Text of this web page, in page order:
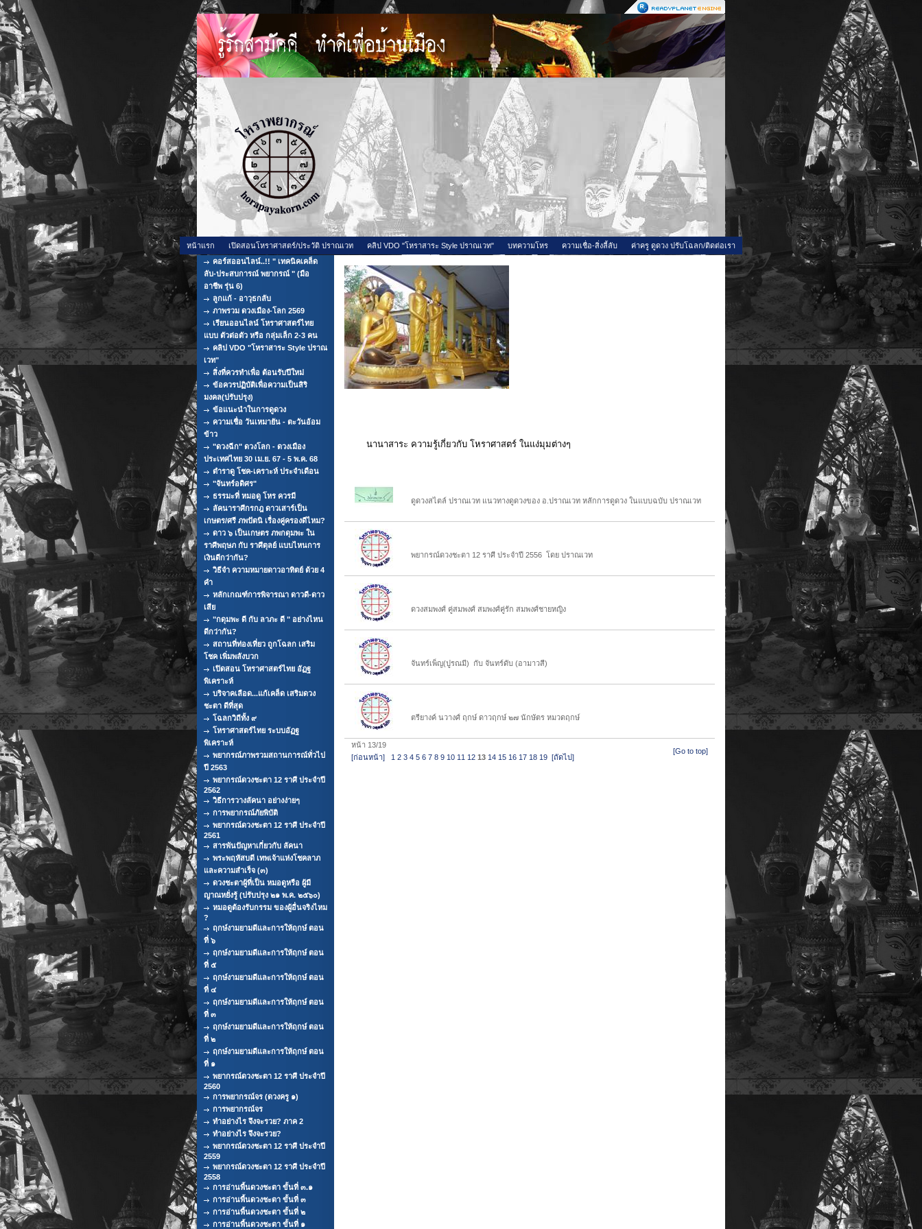
หน้าแรก เปิดสอนโหราศาสตร์/ประวัติ ปราณเวท คลิป VDO "โหราสาระ Style ปราณเวท" บทความโหร ความเชื่อ-สิ่งลี้ลับ
ค่าครู ดูดวง ปรับโฉลก/ติดต่อเรา
คอร์สออนไลน์..!! " เทคนิคเคล็ด
ลับ-ประสบการณ์ พยากรณ์ " (มือ
อาชีพ รุ่น 6)
ลูกแก้ - อาวุธกลับ
ภาพรวม ดวงเมือง-โลก 2569
เรียนออนไลน์ โหราศาสตร์ไทย
แบบ ตัวต่อตัว หรือ กลุ่มเล็ก 2-3 คน
คลิป VDO "โหราสาระ Style ปราณ
เวท"
สิ่งที่ควรทำเพื่อ ต้อนรับปีใหม่
ข้อควรปฏิบัติเพื่อความเป็นสิริ
มงคล(ปรับปรุง)
ข้อแนะนำในการดูดวง
ความเชื่อ วันเหมายัน - ตะวันอ้อม
ข้าว
"ดวงฉีก" ดวงโลก - ดวงเมือง
ประเทศไทย 30 เม.ย. 67 - 5 พ.ค. 68
ตำราดู โชค-เคราะห์ ประจำเดือน
"จันทร์อดิศร"
ธรรมะที่ หมอดู โหร ควรมี
ลัคนาราศีกรกฎ ดาวเสาร์เป็น
เกษตร/ศรี ภพปัตนิ เรื่องคู่ครองดีไหม?
ดาว ๖ เป็นเกษตร ภพกดุมพะ ใน
ราศีพฤษภ กับ ราศีตุลย์ แบบไหนการ
เงินดีกว่ากัน?
วิธีจำ ความหมายดาวอาทิตย์ ด้วย 4
คำ
หลักเกณฑ์การพิจารณา ดาวดี-ดาว
เสีย
"กดุมพะ ดี กับ ลาภะ ดี " อย่างไหน
ดีกว่ากัน?
สถานที่ท่องเที่ยว ถูกโฉลก เสริม
โชค เพิ่มพลังบวก
เปิดสอน โหราศาสตร์ไทย อัฏฐ
พิเคราะห์
บริจาคเลือด...แก้เคล็ด เสริมดวง
ชะตา ดีที่สุด
โฉลกวิถีทั้ง ๙
โหราศาสตร์ไทย ระบบอัฏฐ
พิเคราะห์
พยากรณ์ภาพรวมสถานการณ์ทั่วไป
ปี 2563
พยากรณ์ดวงชะตา 12 ราศี ประจำปี
2562
วิธีการวางลัคนา อย่างง่ายๆ
การพยากรณ์ภัยพิบัติ
พยากรณ์ดวงชะตา 12 ราศี ประจำปี
2561
สารพันปัญหาเกี่ยวกับ ลัคนา
พระพฤหัสบดี เทพเจ้าแห่งโชคลาภ
และความสำเร็จ (๓)
ดวงชะตาผู้ที่เป็น หมอดูหรือ ผู้มี
ญาณหยั่งรู้ (ปรับปรุง ๒๑ พ.ค. ๒๕๖๐)
หมอดูต้องรับกรรม ของผู้อื่นจริงไหม
?
ฤกษ์งามยามดีและการให้ฤกษ์ ตอน
ที่ ๖
ฤกษ์งามยามดีและการให้ฤกษ์ ตอน
ที่ ๕
ฤกษ์งามยามดีและการให้ฤกษ์ ตอน
ที่ ๔
ฤกษ์งามยามดีและการให้ฤกษ์ ตอน
ที่ ๓
ฤกษ์งามยามดีและการให้ฤกษ์ ตอน
ที่ ๒
ฤกษ์งามยามดีและการให้ฤกษ์ ตอน
ที่ ๑
พยากรณ์ดวงชะตา 12 ราศี ประจำปี
2560
การพยากรณ์จร (ดวงครู ๑)
การพยากรณ์จร
ทำอย่างไร จึงจะรวย? ภาค 2
ทำอย่างไร จึงจะรวย?
พยากรณ์ดวงชะตา 12 ราศี ประจำปี
2559
พยากรณ์ดวงชะตา 12 ราศี ประจำปี
2558
การอ่านพื้นดวงชะตา ขั้นที่ ๓.๑
การอ่านพื้นดวงชะตา ขั้นที่ ๓
การอ่านพื้นดวงชะตา ขั้นที่ ๒
การอ่านพื้นดวงชะตา ขั้นที่ ๑
นานาสาระ ความรู้เกี่ยวกับ โหราศาสตร์ ในแง่มุมต่างๆ
ดูดวงสไตล์ ปราณเวท แนวทางดูดวงของ อ.ปราณเวท หลักการดูดวง ในแบบฉบับ ปราณเวท
พยากรณ์ดวงชะตา 12 ราศี ประจำปี 2556 โดย ปราณเวท
ดวงสมพงศ์ คู่สมพงศ์ สมพงศ์คู่รัก สมพงศ์ชายหญิง
จันทร์เพ็ญ(ปูรณมี) กับ จันทร์ดับ (อามาวสี)
ตรียางค์ นวางศ์ ฤกษ์ ดาวฤกษ์ ๒๗ นักษัตร หมวดฤกษ์
หน้า 13/19
[ก่อนหน้า]
1 2 3 4 5 6 7 8 9 10 11 12 13 14 15 16 17 18 19 [ถัดไป]
[Go to top]